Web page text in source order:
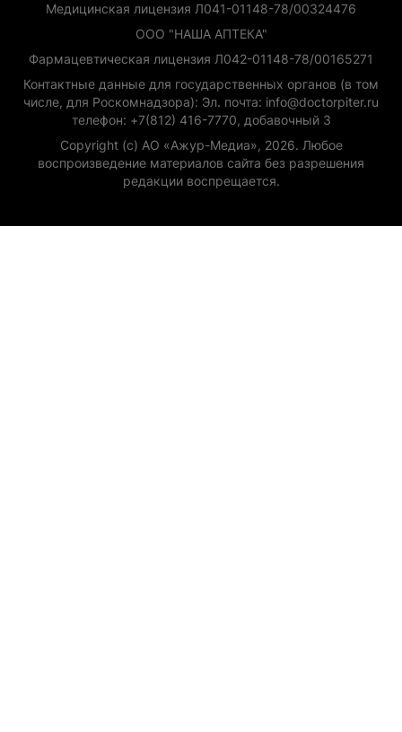
Медицинская лицензия Л041-01148-78/00324476
ООО "НАША АПТЕКА"
Фармацевтическая лицензия Л042-01148-78/00165271
Контактные данные для государственных органов (в том
числе, для Роскомнадзора): Эл. почта: info@doctorpiter.ru
телефон: +7(812) 416-7770, добавочный 3
Copyright (с) АО «Ажур-Медиа», 2026. Любое
воспроизведение материалов сайта без разрешения
редакции воспрещается.